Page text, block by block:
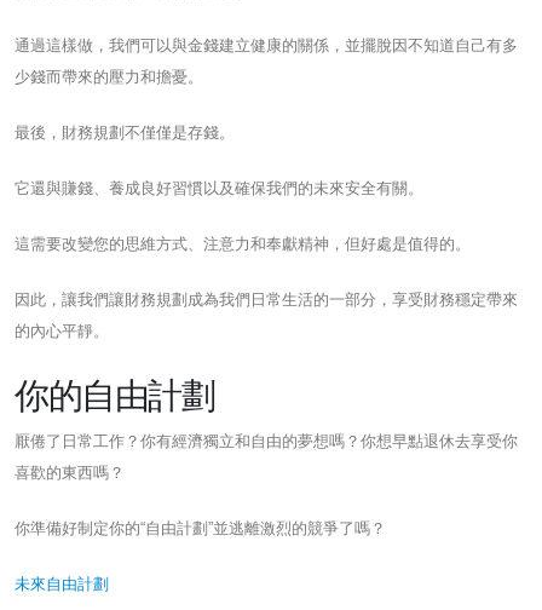
通過這樣做，我們可以與金錢建立健康的關係，並擺脫因不知道自己有多
少錢而帶來的壓力和擔憂。
最後，財務規劃不僅僅是存錢。
它還與賺錢、養成良好習慣以及確保我們的未來安全有關。
這需要改變您的思維方式、注意力和奉獻精神，但好處是值得的。
因此，讓我們讓財務規劃成為我們日常生活的一部分，享受財務穩定帶來
的內心平靜。
你的自由計劃
厭倦了日常工作？你有經濟獨立和自由的夢想嗎？你想早點退休去享受你
喜歡的東西嗎？
你準備好制定你的“自由計劃”並逃離激烈的競爭了嗎？
未來自由計劃